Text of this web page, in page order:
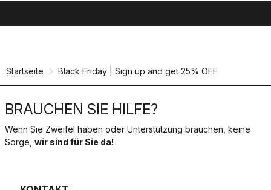
Startseite Black Friday | Sign up and get 25% OFF
BRAUCHEN SIE HILFE?
Wenn Sie Zweifel haben oder Unterstützung brauchen, keine
Sorge, wir sind für Sie da!